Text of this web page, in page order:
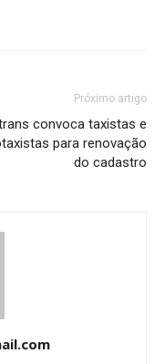
Próximo artigo
convoca taxistas e
para renovação
do cadastro